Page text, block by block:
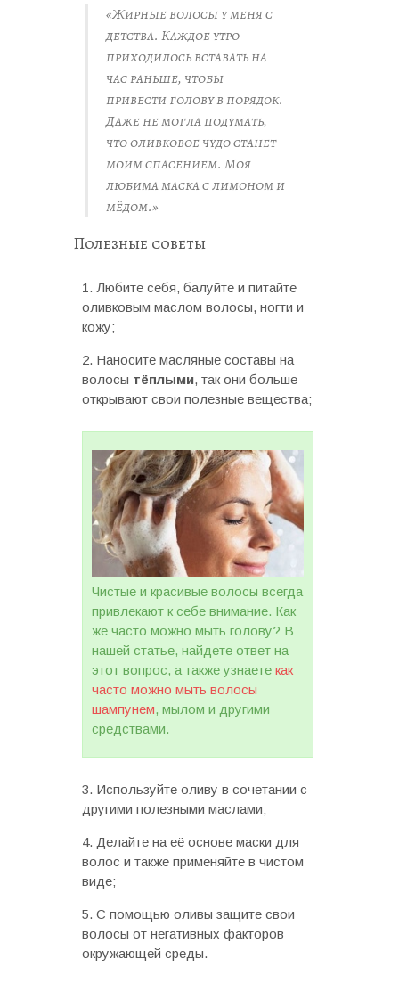
«Жирные волосы у меня с
детства. Каждое утро
приходилось вставать на
час раньше, чтобы
привести голову в порядок.
Даже не могла подумать,
что оливковое чудо станет
моим спасением. Моя
любима маска с лимоном и
мёдом.»
Полезные советы
Любите себя, балуйте и питайте
оливковым маслом волосы, ногти и
кожу;
Наносите масляные составы на
волосы тёплыми, так они больше
открывают свои полезные вещества;
Чистые и красивые волосы всегда
привлекают к себе внимание. Как
же часто можно мыть голову? В
нашей статье, найдете ответ на
этот вопрос, а также узнаете как
часто можно мыть волосы
шампунем, мылом и другими
средствами.
Используйте оливу в сочетании с
другими полезными маслами;
Делайте на её основе маски для
волос и также применяйте в чистом
виде;
С помощью оливы защите свои
волосы от негативных факторов
окружающей среды.